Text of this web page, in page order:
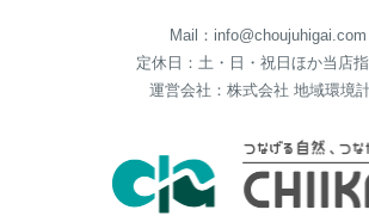
Mail：info@choujuhigai.com
定休日：土・日・祝日ほか当店
運営会社：株式会社 地域環境